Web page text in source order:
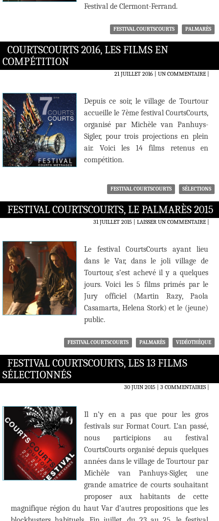
Festival de Clermont-Ferrand.
FESTIVAL COURTSCOURTS PALMARÈS
COURTSCOURTS 2016, LES FILMS EN
COMPÉTITION
21 JUILLET 2016 UN COMMENTAIRE|
Depuis ce soir, le village de Tourtour
accueille le 7ème festival CourtsCourts,
organisé par Michèle van Panhuys-
Sigler, pour trois projections en plein
air. Voici les 14 films retenus en
compétition.
FESTIVAL COURTSCOURTS SÉLECTIONS
FESTIVAL COURTSCOURTS, LE PALMARÈS 2015
31 JUILLET 2015 LAISSER UN COMMENTAIRE|
Le festival CourtsCourts ayant lieu
dans le Var, dans le joli village de
Tourtour, s’est achevé il y a quelques
jours. Voici les 5 films primés par le
Jury officiel (Martin Razy, Paola
Casamarta, Helena Stork) et le (jeune)
public.
FESTIVAL COURTSCOURTS PALMARÈS VIDÉOTHÈQUE
FESTIVAL COURTSCOURTS, LES 13 FILMS
SÉLECTIONNÉS
30 JUIN 2015 3 COMMENTAIRES|
Il n’y en a pas que pour les gros
festivals sur Format Court. L’an passé,
nous participions au festival
CourtsCourts organisé depuis quelques
années dans le village de Tourtour par
Michèle van Panhuys-Sigler, une
grande amatrice de courts souhaitant
proposer aux habitants de cette
magnifique région du haut Var d’autres propositions que les